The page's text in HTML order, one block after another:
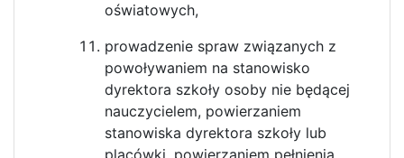
oświatowych,
prowadzenie spraw związanych z
powoływaniem na stanowisko
dyrektora szkoły osoby nie będącej
nauczycielem, powierzaniem
stanowiska dyrektora szkoły lub
placówki, powierzaniem pełnienia